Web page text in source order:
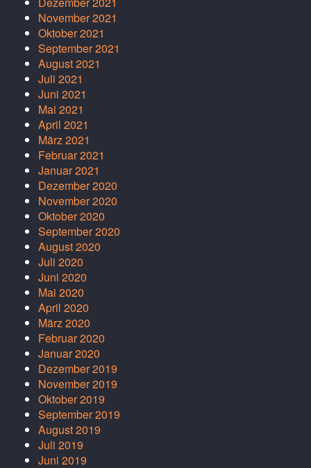
November 2021
Oktober 2021
September 2021
August 2021
Juli 2021
Juni 2021
Mai 2021
April 2021
März 2021
Februar 2021
Januar 2021
Dezember 2020
November 2020
Oktober 2020
September 2020
August 2020
Juli 2020
Juni 2020
Mai 2020
April 2020
März 2020
Februar 2020
Januar 2020
Dezember 2019
November 2019
Oktober 2019
September 2019
August 2019
Juli 2019
Juni 2019